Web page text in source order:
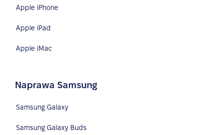
Apple iPhone
Apple iPad
Apple iMac
Naprawa Samsung
Samsung Galaxy
Samsung Galaxy Buds